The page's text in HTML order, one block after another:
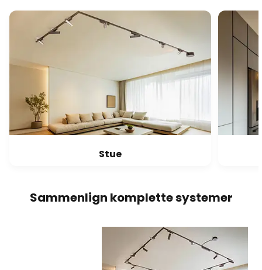
Stue
Sammenlign komplette systemer